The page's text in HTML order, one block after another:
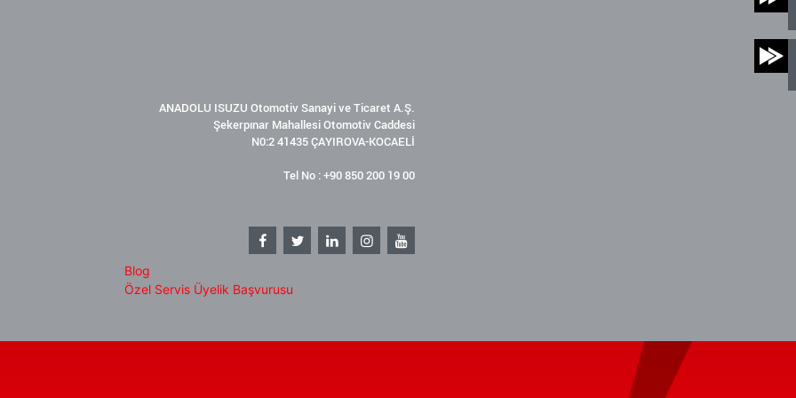
ANADOLU ISUZU Otomotiv Sanayi ve Ticaret A.Ş.
Şekerpınar Mahallesi Otomotiv Caddesi
N0:2 41435 ÇAYIROVA-KOCAELİ
Tel No : +90 850 200 19 00
Blog
Özel Servis Üyelik Başvurusu